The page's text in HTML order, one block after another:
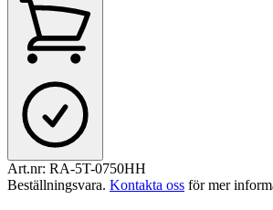
Art.nr: RA-5T-0750HH
Beställningsvara. Kontakta oss för mer